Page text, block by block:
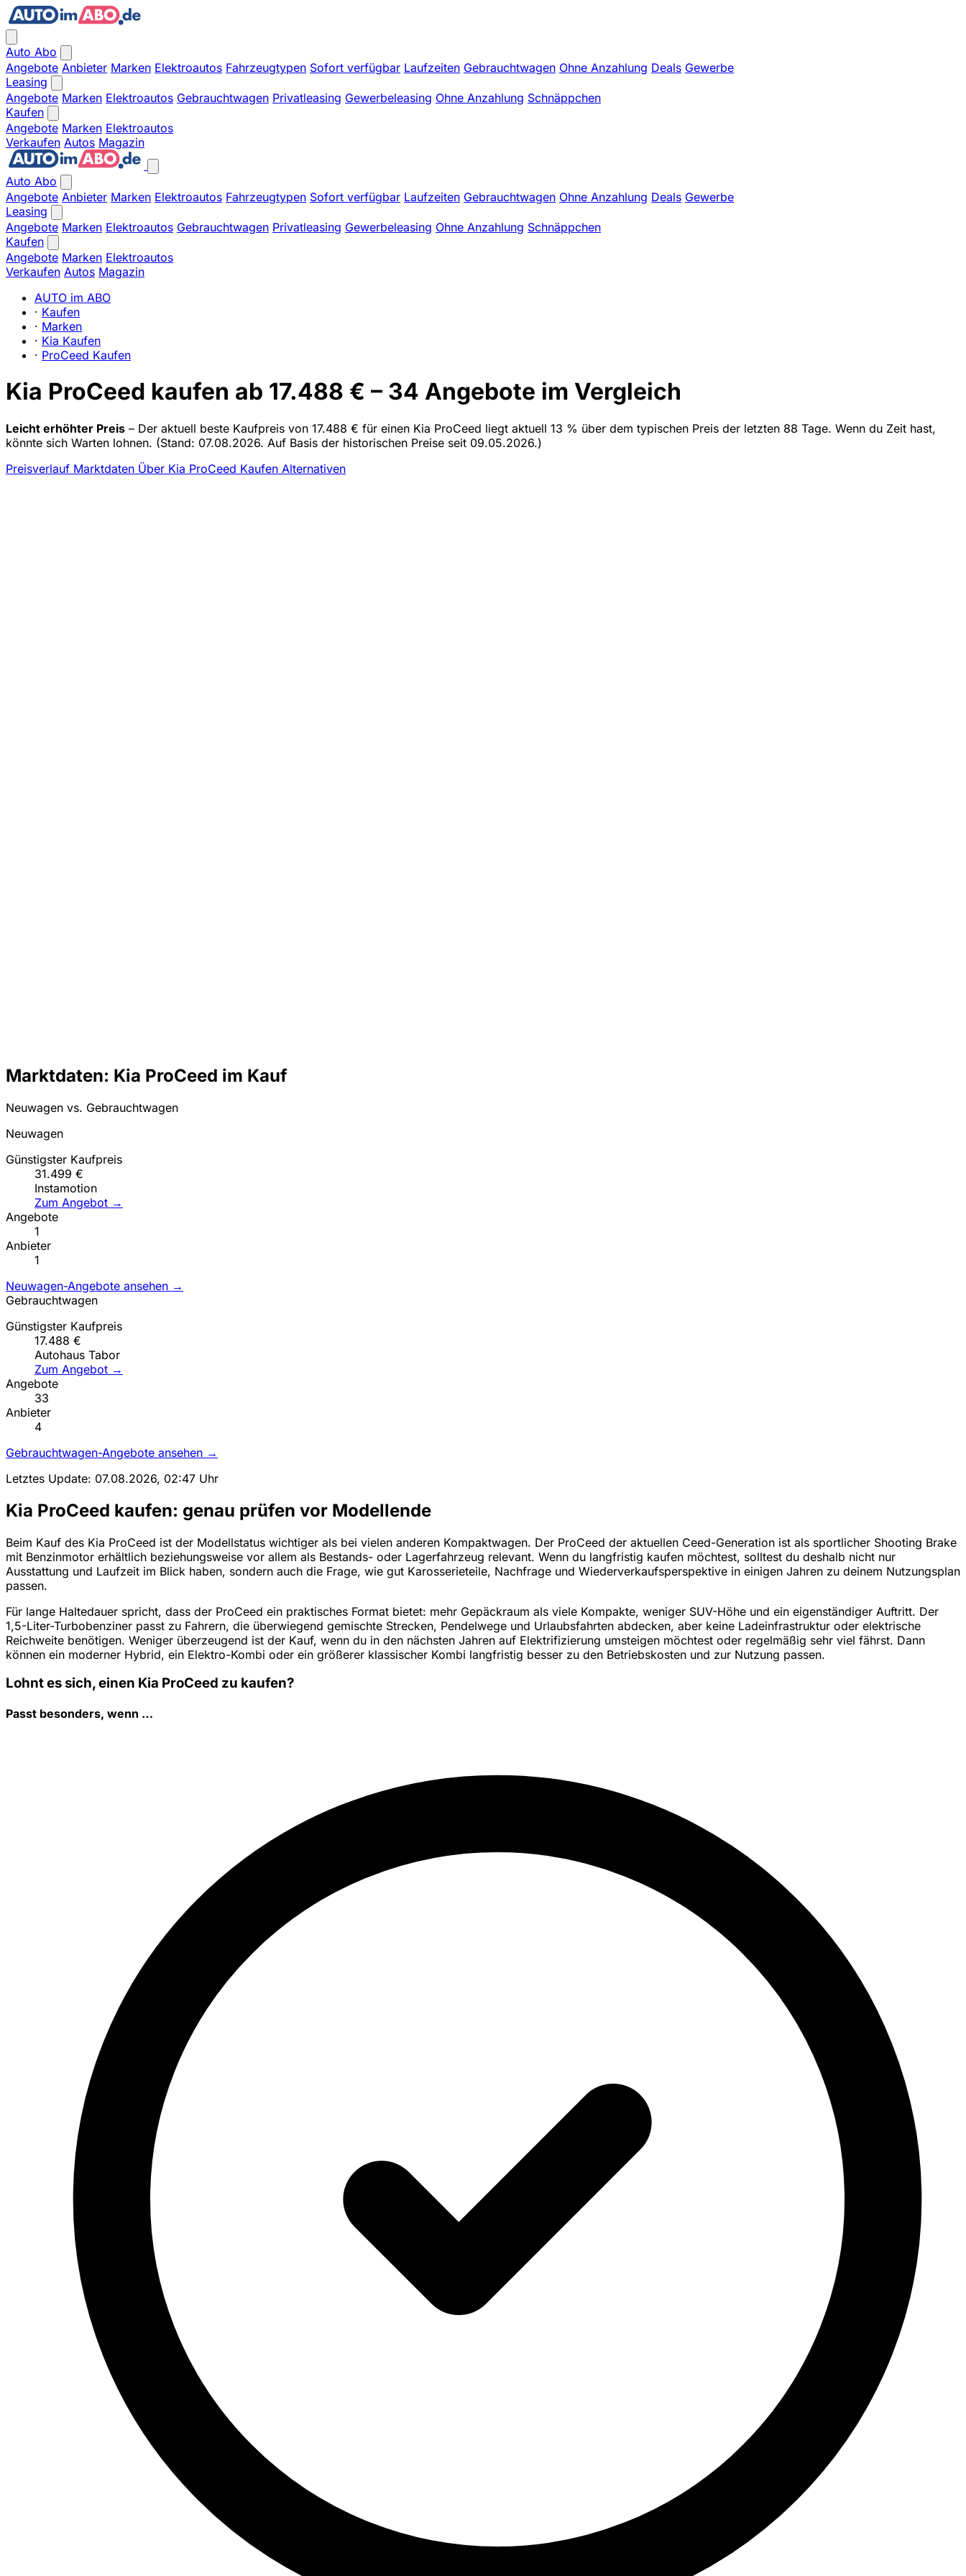
Auto Abo
Angebote Anbieter Marken Elektroautos Fahrzeugtypen Sofort verfügbar Laufzeiten Gebrauchtwagen Ohne Anzahlung Deals Gewerbe
Leasing
Angebote Marken Elektroautos Gebrauchtwagen Privatleasing Gewerbeleasing Ohne Anzahlung Schnäppchen
Kaufen
Angebote Marken Elektroautos
Verkaufen Autos Magazin
Auto Abo
Angebote Anbieter Marken Elektroautos Fahrzeugtypen Sofort verfügbar Laufzeiten Gebrauchtwagen Ohne Anzahlung Deals Gewerbe
Leasing
Angebote Marken Elektroautos Gebrauchtwagen Privatleasing Gewerbeleasing Ohne Anzahlung Schnäppchen
Kaufen
Angebote Marken Elektroautos
Verkaufen Autos Magazin
AUTO im ABO
· Kaufen
· Marken
· Kia Kaufen
· ProCeed Kaufen
Kia ProCeed kaufen ab 17.488 € – 34 Angebote im Vergleich
Leicht erhöhter Preis – Der aktuell beste Kaufpreis von 17.488 € für einen Kia ProCeed liegt aktuell 13 % über dem typischen Preis der letzten 88 Tage. Wenn du Zeit hast,
könnte sich Warten lohnen. (Stand: 07.08.2026. Auf Basis der historischen Preise seit 09.05.2026.)
Preisverlauf Marktdaten Über Kia ProCeed Kaufen Alternativen
Marktdaten: Kia ProCeed im Kauf
Neuwagen vs. Gebrauchtwagen
Neuwagen
Günstigster Kaufpreis
31.499 €
Instamotion
Zum Angebot →
Angebote
1
Anbieter
1
Neuwagen-Angebote ansehen →
Gebrauchtwagen
Günstigster Kaufpreis
17.488 €
Autohaus Tabor
Zum Angebot →
Angebote
33
Anbieter
4
Gebrauchtwagen-Angebote ansehen →
Letztes Update: 07.08.2026, 02:47 Uhr
Kia ProCeed kaufen: genau prüfen vor Modellende
Beim Kauf des Kia ProCeed ist der Modellstatus wichtiger als bei vielen anderen Kompaktwagen. Der ProCeed der aktuellen Ceed-Generation ist als sportlicher Shooting Brake
mit Benzinmotor erhältlich beziehungsweise vor allem als Bestands- oder Lagerfahrzeug relevant. Wenn du langfristig kaufen möchtest, solltest du deshalb nicht nur
Ausstattung und Laufzeit im Blick haben, sondern auch die Frage, wie gut Karosserieteile, Nachfrage und Wiederverkaufsperspektive in einigen Jahren zu deinem Nutzungsplan
passen.
Für lange Haltedauer spricht, dass der ProCeed ein praktisches Format bietet: mehr Gepäckraum als viele Kompakte, weniger SUV-Höhe und ein eigenständiger Auftritt. Der
1,5-Liter-Turbobenziner passt zu Fahrern, die überwiegend gemischte Strecken, Pendelwege und Urlaubsfahrten abdecken, aber keine Ladeinfrastruktur oder elektrische
Reichweite benötigen. Weniger überzeugend ist der Kauf, wenn du in den nächsten Jahren auf Elektrifizierung umsteigen möchtest oder regelmäßig sehr viel fährst. Dann
können ein moderner Hybrid, ein Elektro-Kombi oder ein größerer klassischer Kombi langfristig besser zu den Betriebskosten und zur Nutzung passen.
Lohnt es sich, einen Kia ProCeed zu kaufen?
Passt besonders, wenn …